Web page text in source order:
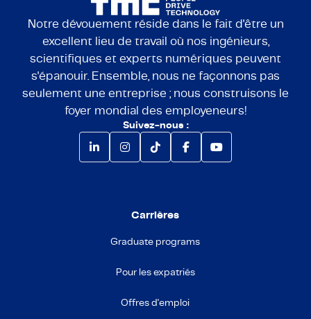
Notre dévouement réside dans le fait d'être un
excellent lieu de travail où nos ingénieurs,
scientifiques et experts numériques peuvent
s'épanouir. Ensemble, nous ne façonnons pas
seulement une entreprise ; nous construisons le
foyer mondial des employeneurs!
Suivez-nous :
Carrières
Graduate programs
Pour les expatriés
Offres d'emploi